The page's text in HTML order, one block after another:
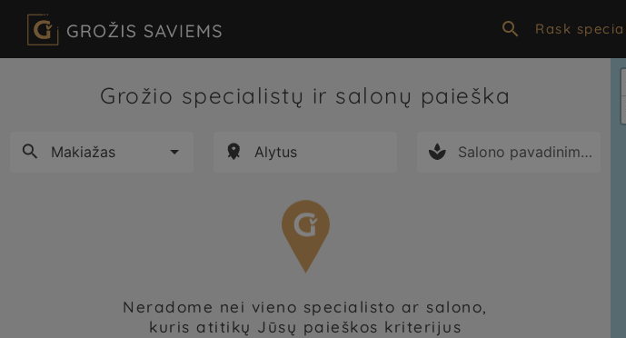
 Rask
Grožio specialistų ir salonų paieška
 
 
Neradome nei vieno specialisto ar salono,
kuris atitikų Jūsų paieškos kriterijus